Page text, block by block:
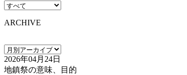
ARCHIVE
2026年04月24日
地鎮祭の意味、目的